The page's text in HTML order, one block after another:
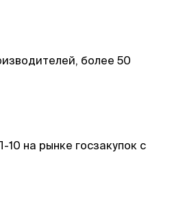
более 50
10 на рынке госзакупок с